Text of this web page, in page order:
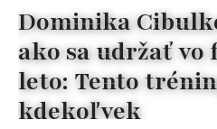
Dominika
ako sa udržať vo
leto: Tento
kdekoľvek